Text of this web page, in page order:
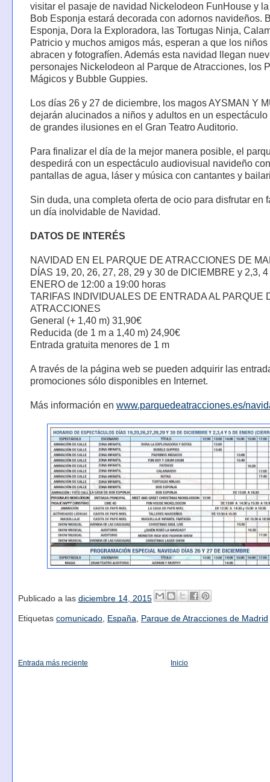
visitar el pasaje de navidad Nickelodeon FunHouse y
Bob Esponja estará decorada con adornos navideños.
Esponja, Dora la Exploradora, las Tortugas Ninja,
Patricio y muchos amigos más, esperan a que los niños
abracen y fotografíen. Además esta navidad llegan
personajes Nickelodeon al Parque de Atracciones, los
Mágicos y Bubble Guppies.
Los días 26 y 27 de diciembre, los magos AYSMAN Y
dejarán alucinados a niños y adultos en un espectáculo
de grandes ilusiones en el Gran Teatro Auditorio.
Para finalizar el día de la mejor manera posible, el
despedirá con un espectáculo audiovisual navideño
pantallas de agua, láser y música con cantantes y
Sin duda, una completa oferta de ocio para disfrutar en
un día inolvidable de Navidad.
DATOS DE INTERÉS
NAVIDAD EN EL PARQUE DE ATRACCIONES DE
DÍAS 19, 20, 26, 27, 28, 29 y 30 de DICIEMBRE y 2,3,
ENERO de 12:00 a 19:00 horas
TARIFAS INDIVIDUALES DE ENTRADA AL PARQUE
ATRACCIONES
General (+ 1,40 m) 31,90€
Reducida (de 1 m a 1,40 m) 24,90€
Entrada gratuita menores de 1 m
A través de la página web se pueden adquirir las
promociones sólo disponibles en Internet.
Más información en www.parquedeatracciones.es/
Publicado a las diciembre 14, 2015
Etiquetas comunicado, España, Parque de Atracciones de Madrid
Entrada más reciente Inicio